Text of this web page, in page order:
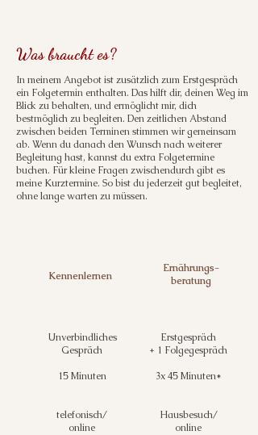
Was braucht es?
In meinem Angebot ist zusätzlich zum Erstgespräch
ein Folgetermin enthalten. Das hilft dir, deinen Weg im
Blick zu behalten, und ermöglicht mir, dich
bestmöglich zu begleiten. Den zeitlichen Abstand
zwischen beiden Terminen stimmen wir gemeinsam
ab. Wenn du danach den Wunsch nach weiterer
Begleitung hast, kannst du extra Folgetermine
buchen. Für kleine Fragen zwischendurch gibt es
meine Kurztermine. So bist du jederzeit gut begleitet,
ohne lange warten zu müssen.​
Kennenlernen
Unverbindliches
Gespräch
​15 Minuten
telefonisch/
online​​​
Ernährungs-
beratung
Erstgespräch
+ 1 Folgegespräch
3x 45 Minuten*
Hausbesuch/
online